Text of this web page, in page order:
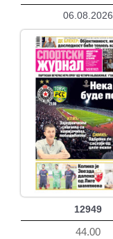
06.08.2026
12949
44.00